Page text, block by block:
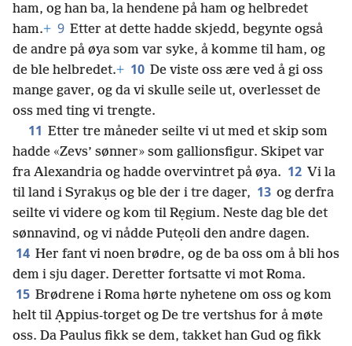
ham, og han ba, la hendene på ham og helbredet
ham.+ 9 Etter at dette hadde skjedd, begynte også
de andre på øya som var syke, å komme til ham, og
de ble helbredet.+ 10 De viste oss ære ved å gi oss
mange gaver, og da vi skulle seile ut, overlesset de
oss med ting vi trengte.
11 Etter tre måneder seilte vi ut med et skip som
hadde «Zevs’ sønner» som gallionsfigur. Skipet var
fra Alexandria og hadde overvintret på øya. 12 Vi la
til land i Syrakụs og ble der i tre dager, 13 og derfra
seilte vi videre og kom til Rẹgium. Neste dag ble det
sønnavind, og vi nådde Putẹoli den andre dagen.
14 Her fant vi noen brødre, og de ba oss om å bli hos
dem i sju dager. Deretter fortsatte vi mot Roma.
15 Brødrene i Roma hørte nyhetene om oss og kom
helt til Ạppius-torget og De tre vertshus for å møte
oss. Da Paulus fikk se dem, takket han Gud og fikk